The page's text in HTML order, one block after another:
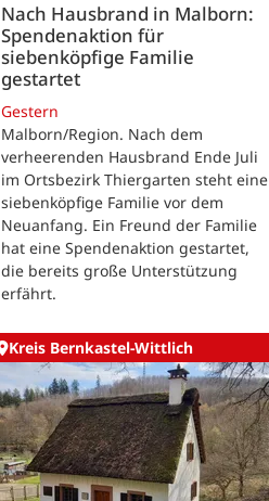
Nach Hausbrand in Malborn:
Spendenaktion für
siebenköpfige Familie
gestartet
Gestern
Malborn/Region. Nach dem
verheerenden Hausbrand Ende Juli
im Ortsbezirk Thiergarten steht eine
siebenköpfige Familie vor dem
Neuanfang. Ein Freund der Familie
hat eine Spendenaktion gestartet,
die bereits große Unterstützung
erfährt.
Kreis Bernkastel-Wittlich